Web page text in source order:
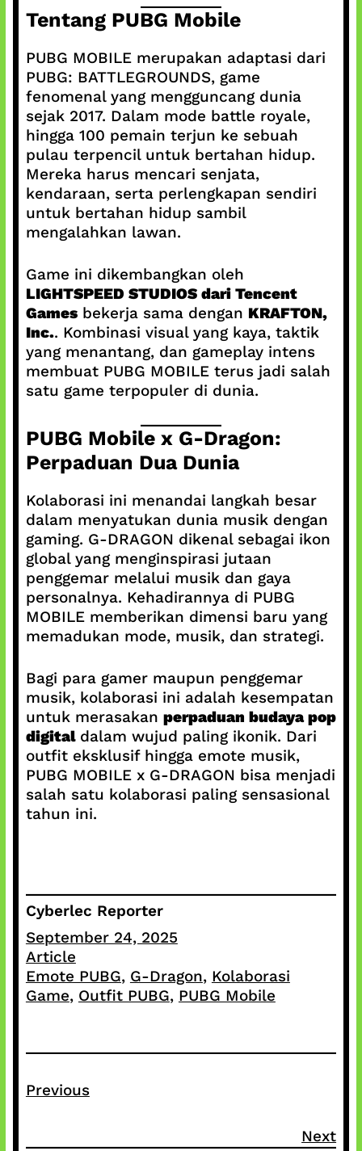
Tentang PUBG Mobile
PUBG MOBILE merupakan adaptasi dari
PUBG: BATTLEGROUNDS, game
fenomenal yang mengguncang dunia
sejak 2017. Dalam mode battle royale,
hingga 100 pemain terjun ke sebuah
pulau terpencil untuk bertahan hidup.
Mereka harus mencari senjata,
kendaraan, serta perlengkapan sendiri
untuk bertahan hidup sambil
mengalahkan lawan.
Game ini dikembangkan oleh
LIGHTSPEED STUDIOS dari Tencent
Gamesbekerja sama dengan KRAFTON,
Inc.. Kombinasi visual yang kaya, taktik
yang menantang, dan gameplay intens
membuat PUBG MOBILE terus jadi salah
satu game terpopuler di dunia.
PUBG Mobile x G-Dragon:
Perpaduan Dua Dunia
Kolaborasi ini menandai langkah besar
dalam menyatukan dunia musik dengan
gaming. G-DRAGON dikenal sebagai ikon
global yang menginspirasi jutaan
penggemar melalui musik dan gaya
personalnya. Kehadirannya di PUBG
MOBILE memberikan dimensi baru yang
memadukan mode, musik, dan strategi.
Bagi para gamer maupun penggemar
musik, kolaborasi ini adalah kesempatan
untuk merasakan perpaduan budaya pop
digitaldalam wujud paling ikonik. Dari
outfit eksklusif hingga emote musik,
PUBG MOBILE x G-DRAGON bisa menjadi
salah satu kolaborasi paling sensasional
tahun ini.
Cyberlec Reporter
September 24, 2025
Article
Emote PUBG, G-Dragon, Kolaborasi
Game, Outfit PUBG, PUBG Mobile
Previous
Next